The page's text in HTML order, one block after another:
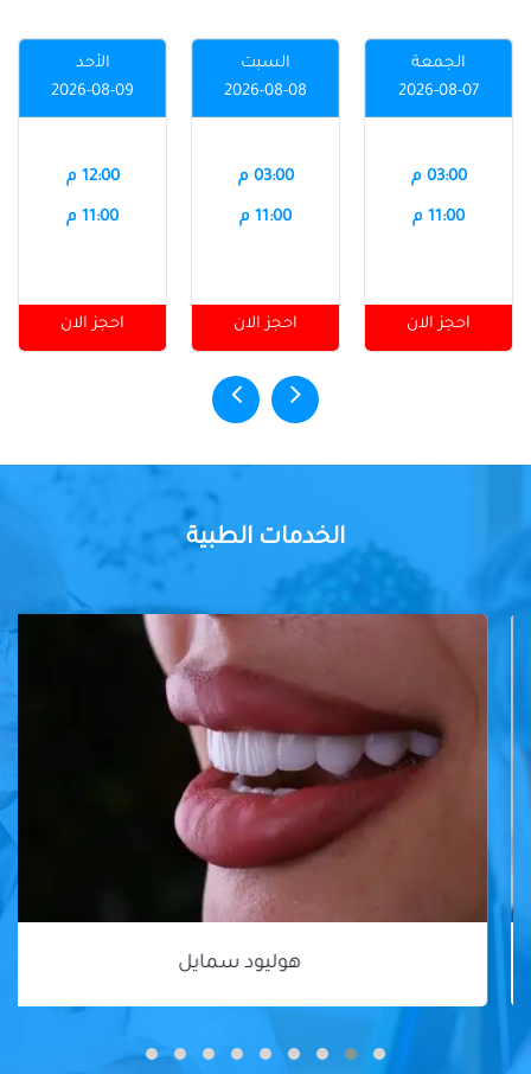
الجمعة
2026-08-07
03:00 م
11:00 م
احجز الان
السبت
2026-08-08
03:00 م
11:00 م
احجز الان
الأحد
2026-08-09
12:00 م
11:00 م
احجز الان
الخدمات الطبية
هوليود سمايل